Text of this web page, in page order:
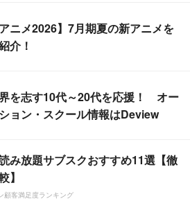
アニメ2026】7月期夏の新アニメを
介！
を志す10代～20代を応援！ オー
ョン・スクール情報はDeview
み放題サブスクおすすめ11選【徹
】
顧客満足度ランキング